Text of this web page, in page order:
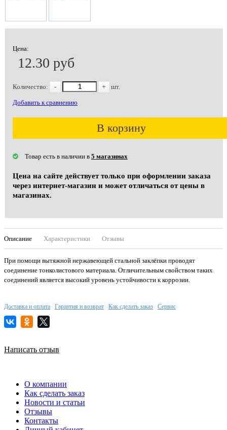
Цена:
12.30 руб
Количество: - + шт.
Добавить к сравнению
В корзину
Товар есть в наличии в 5 магазинах
Цена на сайте действует только при оформлении заказа
через интернет-магазин и может отличаться от цены в
магазинах.
Описание Характеристики Отзывы
При помощи вытяжной нержавеющей стальной заклёпки проводят
соединение тонколистового материала. Отличительным свойством таких
соединений является высокий уровень устойчивости к коррозии.
Доставка и оплата Гарантия и возврат Как сделать заказ Сервис
Написать отзыв
О компании
Как сделать заказ
Новости и статьи
Отзывы
Контакты